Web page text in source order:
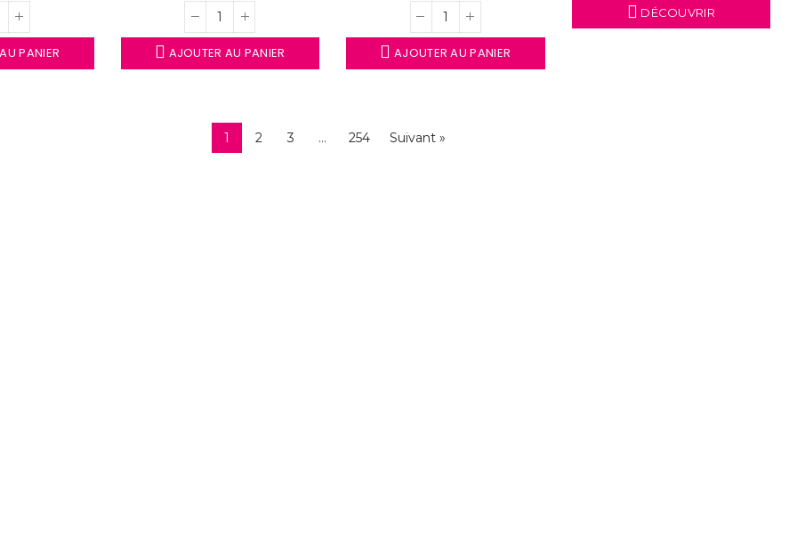
PANIER AJOUTER AU PANIER AJOUTER AU PANIER
DÉCOUVRIR
1 2 3 … 254 Suivant »